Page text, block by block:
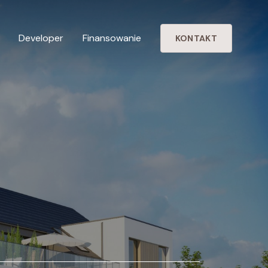
Developer Finansowanie KONTAKT